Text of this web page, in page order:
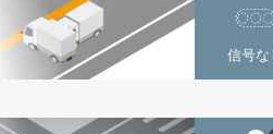
信号な